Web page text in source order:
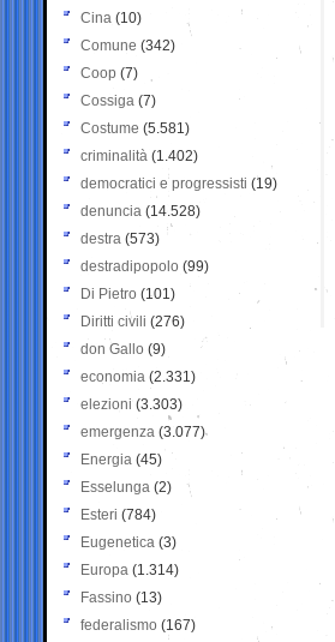
Cina (10)
Comune (342)
Coop (7)
Cossiga (7)
Costume (5.581)
criminalità (1.402)
democratici e progressisti (19)
denuncia (14.528)
destra (573)
destradipopolo (99)
Di Pietro (101)
Diritti civili (276)
don Gallo (9)
economia (2.331)
elezioni (3.303)
emergenza (3.077)
Energia (45)
Esselunga (2)
Esteri (784)
Eugenetica (3)
Europa (1.314)
Fassino (13)
federalismo (167)